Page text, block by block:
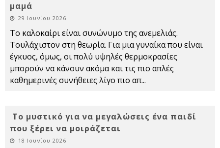
μαμά
29 Ιουνίου 2026
Το καλοκαίρι είναι συνώνυμο της ανεμελιάς.
Τουλάχιστον στη θεωρία. Για μια γυναίκα που είναι
έγκυος, όμως, οι πολύ υψηλές θερμοκρασίες
μπορούν να κάνουν ακόμα και τις πιο απλές
καθημερινές συνήθειες λίγο πιο απ...
Το μυστικό για να μεγαλώσεις ένα παιδί
που ξέρει να μοιράζεται
18 Ιουνίου 2026